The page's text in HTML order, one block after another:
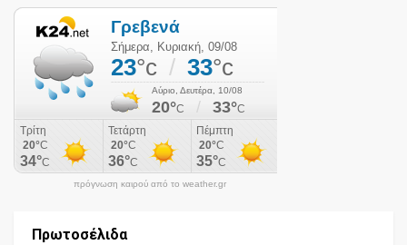
πρόγνωση καιρού από το weather.gr
Πρωτοσέλιδα